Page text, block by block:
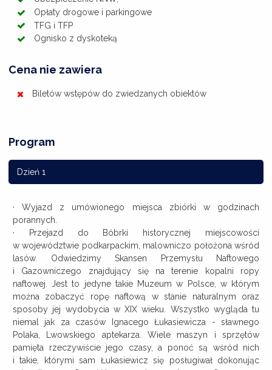
Opłaty drogowe i parkingowe
TFG i TFP
Ognisko z dyskoteką
Cena nie zawiera
Biletów wstępów do zwiedzanych obiektów
Program
Dzień 1
· Wyjazd z umówionego miejsca zbiórki w godzinach
porannych.
· Przejazd do Bóbrki historycznej miejscowości
w województwie podkarpackim, malowniczo położona wśród
lasów. Odwiedzimy Skansen Przemysłu Naftowego
i Gazowniczego znajdujący się na terenie kopalni ropy
naftowej. Jest to jedyne takie Muzeum w Polsce, w którym
można zobaczyć ropę naftową w stanie naturalnym oraz
sposoby jej wydobycia w XIX wieku. Wszystko wygląda tu
niemal jak za czasów Ignacego Łukasiewicza - sławnego
Polaka, Lwowskiego aptekarza. Wiele maszyn i sprzętów
pamięta rzeczywiście jego czasy, a ponoć są wśród nich
i takie, którymi sam Łukasiewicz się posługiwał dokonując